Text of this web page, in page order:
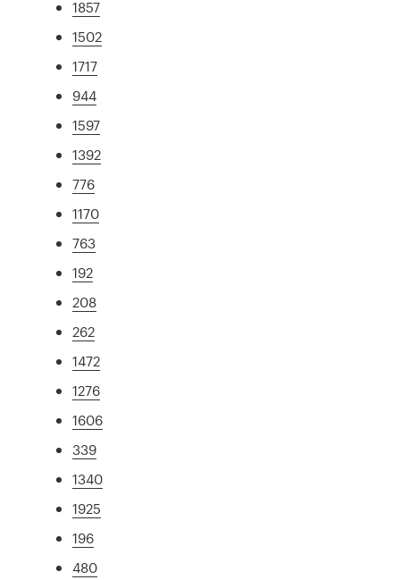
1857
1502
1717
944
1597
1392
776
1170
763
192
208
262
1472
1276
1606
339
1340
1925
196
480